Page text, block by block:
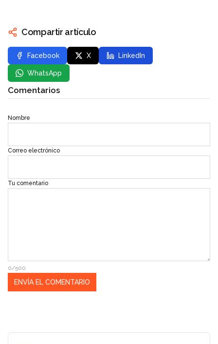
Compartir artículo
Facebook X LinkedIn
WhatsApp
Comentarios
Nombre
Correo electrónico
Tu comentario
0/500